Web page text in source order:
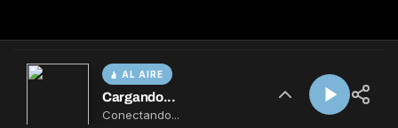
AL AIRE
Cargando...
Conectando...